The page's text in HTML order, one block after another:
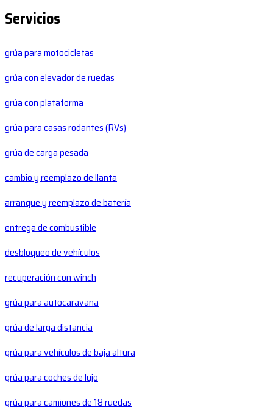
Servicios
grúa para motocicletas
grúa con elevador de ruedas
grúa con plataforma
grúa para casas rodantes (RVs)
grúa de carga pesada
cambio y reemplazo de llanta
arranque y reemplazo de batería
entrega de combustible
desbloqueo de vehículos
recuperación con winch
grúa para autocaravana
grúa de larga distancia
grúa para vehículos de baja altura
grúa para coches de lujo
grúa para camiones de 18 ruedas